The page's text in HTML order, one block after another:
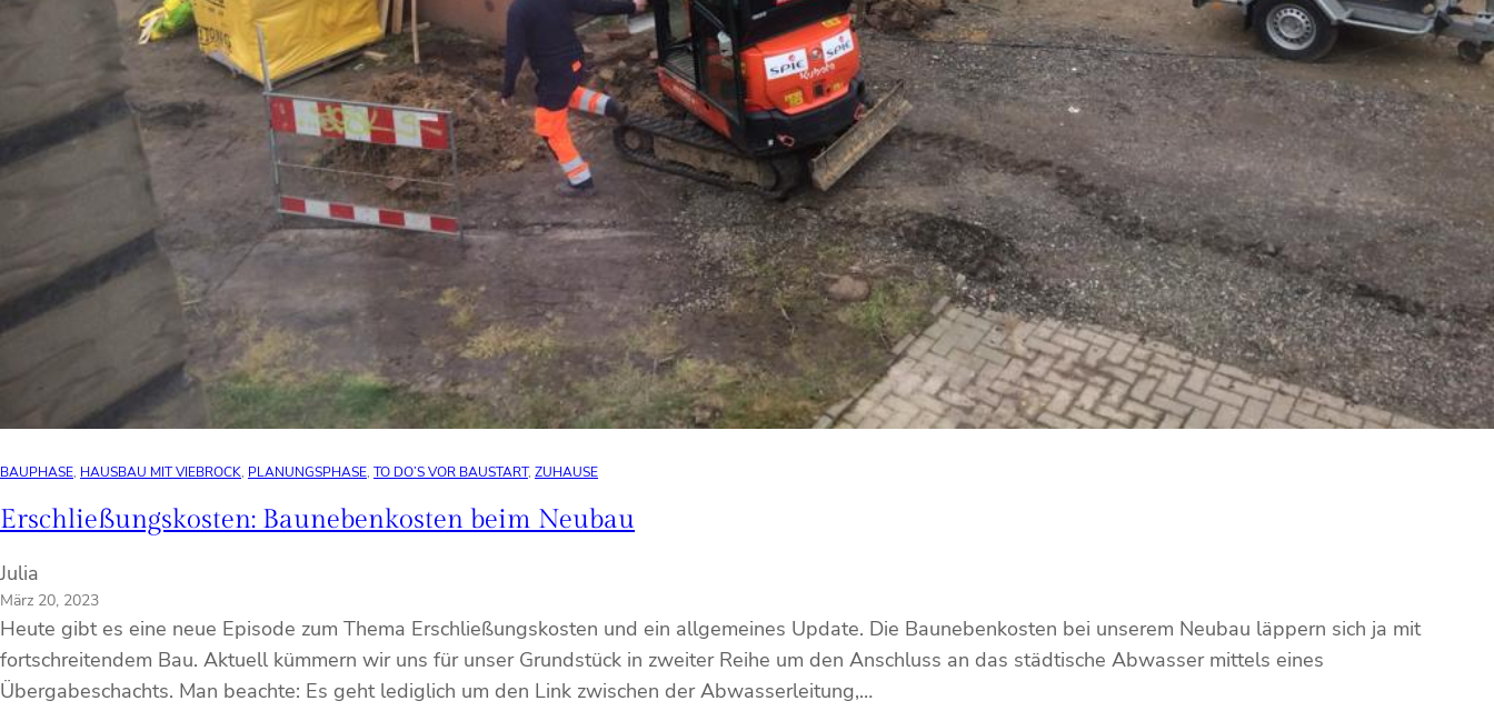
BAUPHASE, HAUSBAU MIT VIEBROCK, PLANUNGSPHASE, TO DO’S VOR BAUSTART, ZUHAUSE
Erschließungskosten: Baunebenkosten beim Neubau
Julia
März 20, 2023
Heute gibt es eine neue Episode zum Thema Erschließungskosten und ein allgemeines Update. Die Baunebenkosten bei unserem Neubau läppern sich ja mit
fortschreitendem Bau. Aktuell kümmern wir uns für unser Grundstück in zweiter Reihe um den Anschluss an das städtische Abwasser mittels eines
Übergabeschachts. Man beachte: Es geht lediglich um den Link zwischen der Abwasserleitung,…